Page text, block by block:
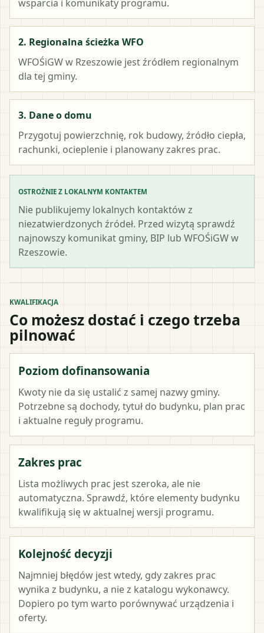
wsparcia i komunikaty programu.
2. Regionalna ścieżka WFO
WFOŚiGW w Rzeszowie jest źródłem regionalnym
dla tej gminy.
3. Dane o domu
Przygotuj powierzchnię, rok budowy, źródło ciepła,
rachunki, ocieplenie i planowany zakres prac.
OSTROŻNIE Z LOKALNYM KONTAKTEM
Nie publikujemy lokalnych kontaktów z
niezatwierdzonych źródeł. Przed wizytą sprawdź
najnowszy komunikat gminy, BIP lub WFOŚiGW w
Rzeszowie.
KWALIFIKACJA
Co możesz dostać i czego trzeba
pilnować
Poziom dofinansowania
Kwoty nie da się ustalić z samej nazwy gminy.
Potrzebne są dochody, tytuł do budynku, plan prac
i aktualne reguły programu.
Zakres prac
Lista możliwych prac jest szeroka, ale nie
automatyczna. Sprawdź, które elementy budynku
kwalifikują się w aktualnej wersji programu.
Kolejność decyzji
Najmniej błędów jest wtedy, gdy zakres prac
wynika z budynku, a nie z katalogu wykonawcy.
Dopiero po tym warto porównywać urządzenia i
oferty.